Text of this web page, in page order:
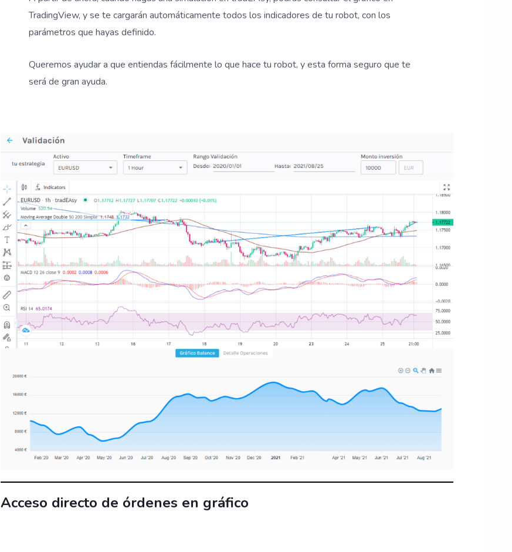
TradingView, y se te cargarán automáticamente todos los indicadores de tu robot, con los
parámetros que hayas definido.
Queremos ayudar a que entiendas fácilmente lo que hace tu robot, y esta forma seguro que te
será de gran ayuda.
Acceso directo de órdenes en gráfico